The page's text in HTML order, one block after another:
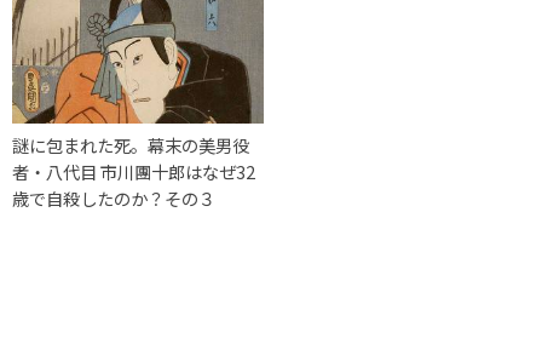
謎に包まれた死。幕末の美男役
者・八代目 市川團十郎はなぜ32
歳で自殺したのか？その３